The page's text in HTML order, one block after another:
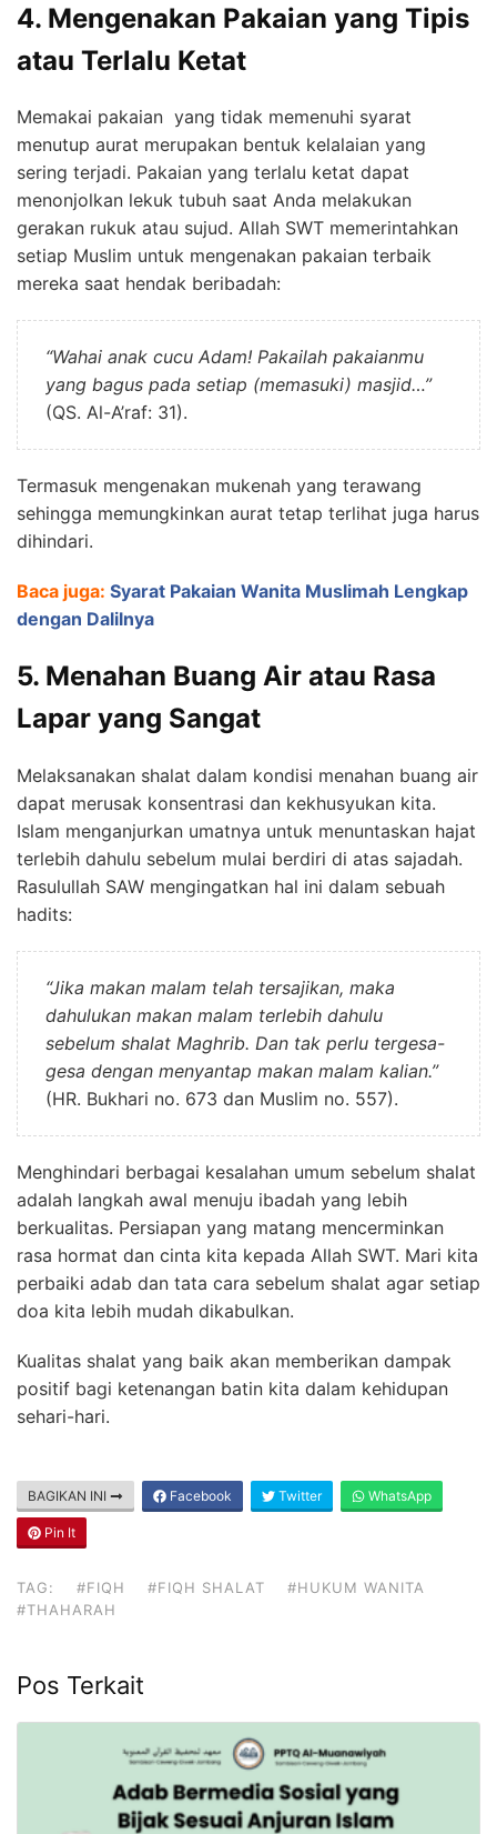
4. Mengenakan Pakaian yang Tipis
atau Terlalu Ketat
Memakai pakaian yang tidak memenuhi syarat
menutup aurat merupakan bentuk kelalaian yang
sering terjadi. Pakaian yang terlalu ketat dapat
menonjolkan lekuk tubuh saat Anda melakukan
gerakan rukuk atau sujud. Allah SWT memerintahkan
setiap Muslim untuk mengenakan pakaian terbaik
mereka saat hendak beribadah:
“Wahai anak cucu Adam! Pakailah pakaianmu
yang bagus pada setiap (memasuki) masjid…”
(QS. Al-A’raf: 31).
Termasuk mengenakan mukenah yang terawang
sehingga memungkinkan aurat tetap terlihat juga harus
dihindari.
Baca juga: Syarat Pakaian Wanita Muslimah Lengkap
dengan Dalilnya
5. Menahan Buang Air atau Rasa
Lapar yang Sangat
Melaksanakan shalat dalam kondisi menahan buang air
dapat merusak konsentrasi dan kekhusyukan kita.
Islam menganjurkan umatnya untuk menuntaskan hajat
terlebih dahulu sebelum mulai berdiri di atas sajadah.
Rasulullah SAW mengingatkan hal ini dalam sebuah
hadits:
“Jika makan malam telah tersajikan, maka
dahulukan makan malam terlebih dahulu
sebelum shalat Maghrib. Dan tak perlu tergesa-
gesa dengan menyantap makan malam kalian.”
(HR. Bukhari no. 673 dan Muslim no. 557).
Menghindari berbagai kesalahan umum sebelum shalat
adalah langkah awal menuju ibadah yang lebih
berkualitas. Persiapan yang matang mencerminkan
rasa hormat dan cinta kita kepada Allah SWT. Mari kita
perbaiki adab dan tata cara sebelum shalat agar setiap
doa kita lebih mudah dikabulkan.
Kualitas shalat yang baik akan memberikan dampak
positif bagi ketenangan batin kita dalam kehidupan
sehari-hari.
BAGIKAN INI Facebook Twitter WhatsApp
Pin It
TAG: #FIQH #FIQH SHALAT
#HUKUM WANITA
#THAHARAH
Pos Terkait